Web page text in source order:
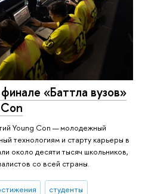
«Баттла вузов»
Young Con — молодежный
технологиям и старту карьеры в
около десяти тысяч школьников,
со всей страны.
студенты